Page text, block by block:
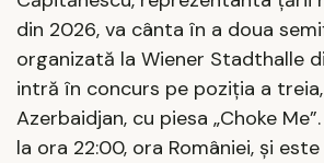
din 2026, va cânta în a doua
organizată la Wiener Stadthalle
intră în concurs pe poziția a
Azerbaidjan, cu piesa „Choke
la ora 22:00, ora României, și